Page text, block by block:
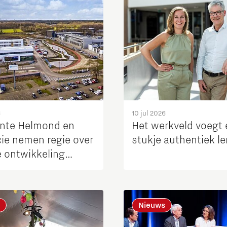
Helmond en
nemen regie over
ontwikkeling
10 jul 2026
Het werkveld voegt
stukje authentiek
Nieuws